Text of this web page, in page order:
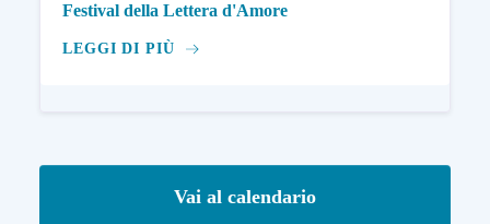
Festival della Lettera d'Amore
LEGGI DI PIÙ
Vai al calendario